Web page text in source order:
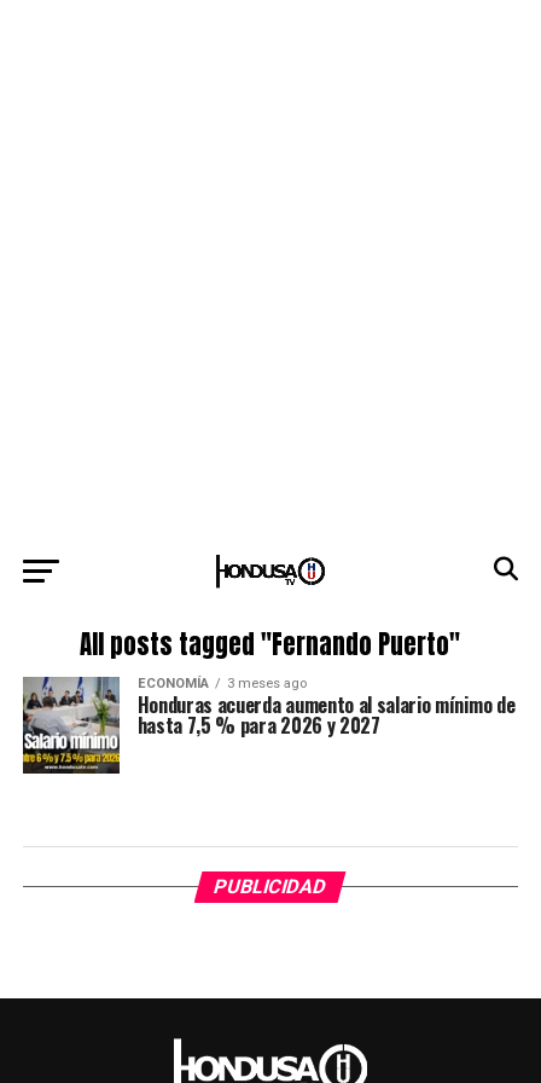
All posts tagged "Fernando Puerto"
ECONOMÍA 3 meses ago
Honduras acuerda aumento al salario mínimo de
hasta 7,5 % para 2026 y 2027
PUBLICIDAD